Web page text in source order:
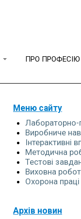
ПРО ПРОФЕСІЮ
Меню сайту
Лабораторно-
Виробниче
Інтерактивні
Методична
Тестові
Виховна
Охорона праці
Архів новин